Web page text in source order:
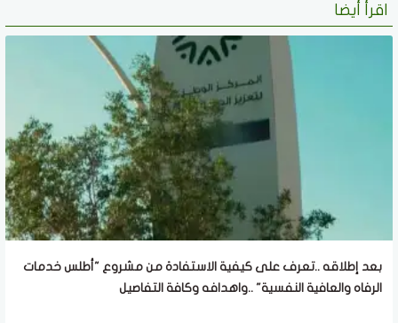
اقرأ أيضا
بعد إطلاقه ..تعرف على كيفية الاستفادة من مشروع "أطلس خدمات
الرفاه والعافية النفسية" ..واهدافه وكافة التفاصيل